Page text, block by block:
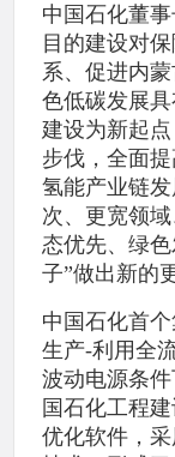
中国石化董
目的建设对
系、促进内
色低碳发展
建设为新起
步伐，全面
氢能产业链
次、更宽领
态优先、绿
子”做出新的
中国石化首
生产-利用全
波动电源条
国石化工程
优化软件，